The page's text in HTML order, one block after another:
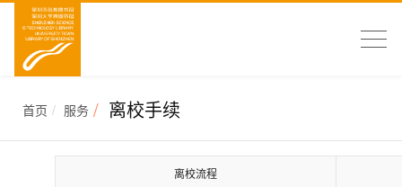
首页 服务 离校手续
离校流程